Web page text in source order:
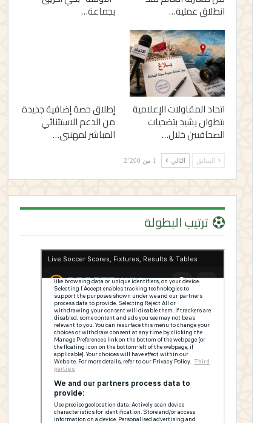
انطلاق عملية… بجماعة…
اتحاد المقاولات الإعلامية
بتطوان يشيد بتضحيات
الصحافيين خلال…
إطلاق حصة إضافية جديدة
من الدعم الاستثنائي
المباشر لمهنيي…
السابق التالي 1 من 2٬200
ترتيب البطولة